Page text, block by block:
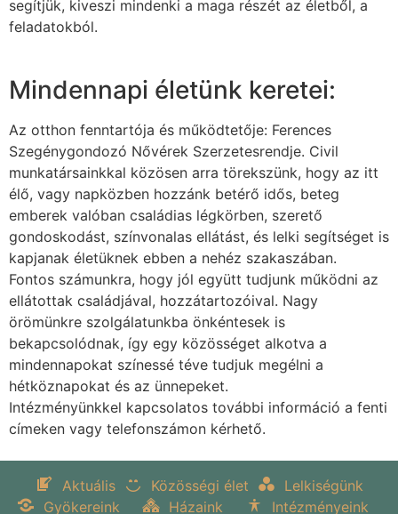
segítjük, kiveszi mindenki a maga részét az életből, a
feladatokból.
Mindennapi életünk keretei:
Az otthon fenntartója és működtetője: Ferences
Szegénygondozó Nővérek Szerzetesrendje. Civil
munkatársainkkal közösen arra törekszünk, hogy az itt
élő, vagy napközben hozzánk betérő idős, beteg
emberek valóban családias légkörben, szerető
gondoskodást, színvonalas ellátást, és lelki segítséget is
kapjanak életüknek ebben a nehéz szakaszában.
Fontos számunkra, hogy jól együtt tudjunk működni az
ellátottak családjával, hozzátartozóival. Nagy
örömünkre szolgálatunkba önkéntesek is
bekapcsolódnak, így egy közösséget alkotva a
mindennapokat színessé téve tudjuk megélni a
hétköznapokat és az ünnepeket.
Intézményünkkel kapcsolatos további információ a fenti
címeken vagy telefonszámon kérhető.
Aktuális Közösségi élet
Lelkiségünk
Gyökereink
Házaink Intézményeink